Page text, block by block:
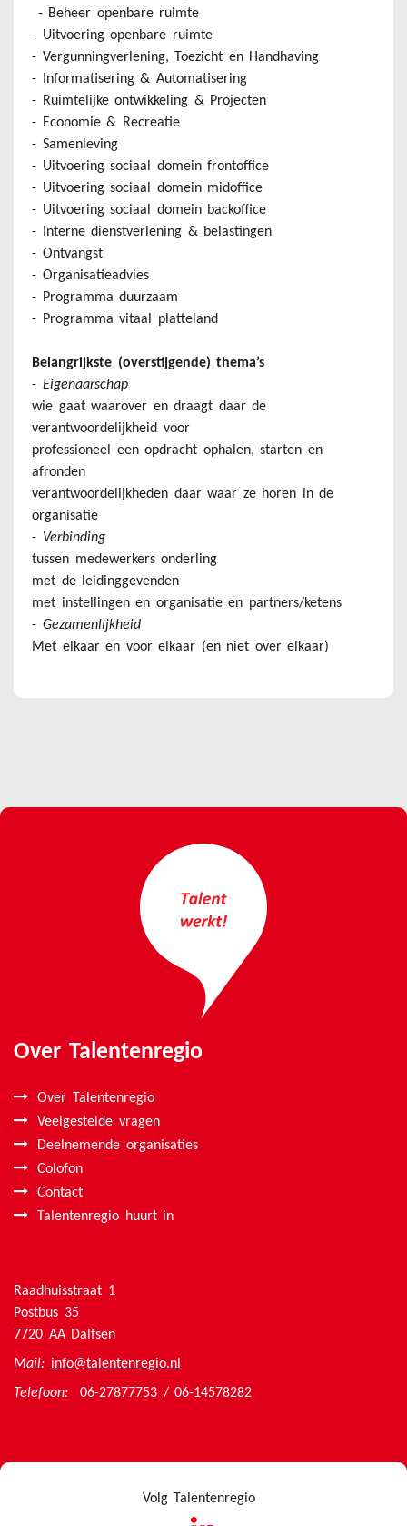
- Beheer openbare ruimte
- Uitvoering openbare ruimte
- Vergunningverlening, Toezicht en Handhaving
- Informatisering & Automatisering
- Ruimtelijke ontwikkeling & Projecten
- Economie & Recreatie
- Samenleving
- Uitvoering sociaal domein frontoffice
- Uitvoering sociaal domein midoffice
- Uitvoering sociaal domein backoffice
- Interne dienstverlening & belastingen
- Ontvangst
- Organisatieadvies
- Programma duurzaam
- Programma vitaal platteland
Belangrijkste (overstijgende) thema’s
- Eigenaarschap
wie gaat waarover en draagt daar de
verantwoordelijkheid voor
professioneel een opdracht ophalen, starten en
afronden
verantwoordelijkheden daar waar ze horen in de
organisatie
- Verbinding
tussen medewerkers onderling
met de leidinggevenden
met instellingen en organisatie en partners/ketens
- Gezamenlijkheid
Met elkaar en voor elkaar (en niet over elkaar)
Over Talentenregio
Over Talentenregio
Veelgestelde vragen
Deelnemende organisaties
Colofon
Contact
Talentenregio huurt in
Raadhuisstraat 1
Postbus 35
7720 AA Dalfsen
Mail: info@talentenregio.nl
Telefoon: 06-27877753 / 06-14578282
Volg Talentenregio